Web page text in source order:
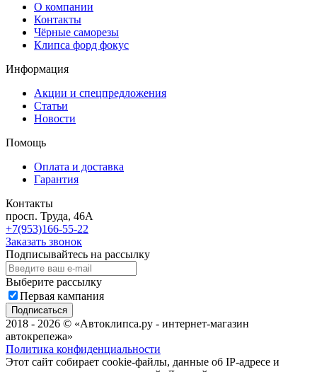
О компании
Контакты
Чёрные саморезы
Клипса форд фокус
Информация
Акции и спецпредложения
Статьи
Новости
Помощь
Оплата и доставка
Гарантия
Контакты
просп. Труда, 46А
+7(953)166-55-22
Заказать звонок
Подписывайтесь на рассылку
Выберите рассылку
Первая кампания
Подписаться
2018 - 2026 © «Автоклипса.ру - интернет-магазин
автокрепежа»
Политика конфиденциальности
Этот сайт собирает cookie-файлы, данные об IP-адресе и